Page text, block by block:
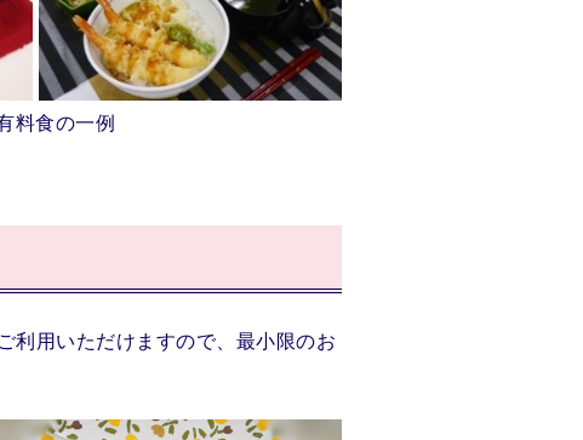
料食の一例
利用いただけますので、最小限のお